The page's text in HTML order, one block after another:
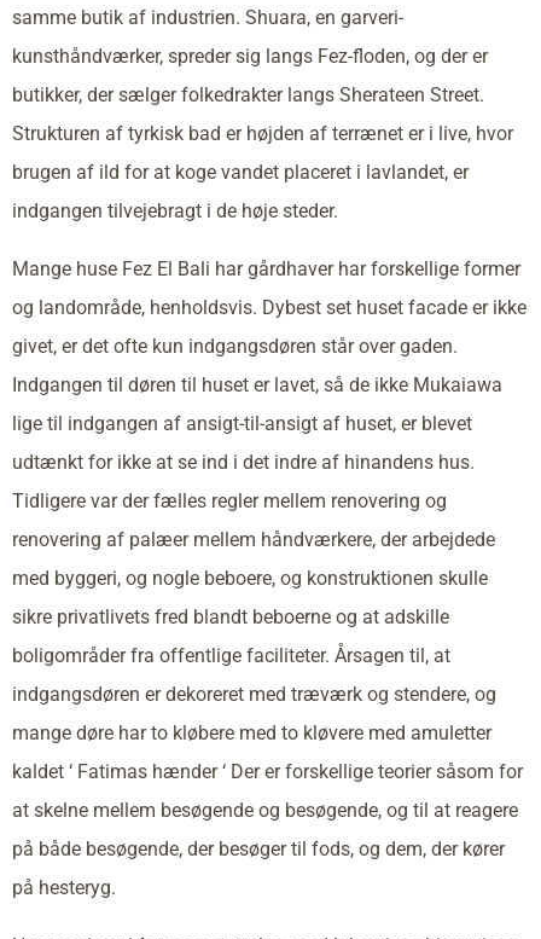
samme butik af industrien. Shuara, en garveri-
kunsthåndværker, spreder sig langs Fez-floden, og der er
butikker, der sælger folkedrakter langs Sherateen Street.
Strukturen af tyrkisk bad er højden af terrænet er i live, hvor
brugen af ild for at koge vandet placeret i lavlandet, er
indgangen tilvejebragt i de høje steder.
Mange huse Fez El Bali har gårdhaver har forskellige former
og landområde, henholdsvis. Dybest set huset facade er ikke
givet, er det ofte kun indgangsdøren står over gaden.
Indgangen til døren til huset er lavet, så de ikke Mukaiawa
lige til indgangen af ansigt-til-ansigt af huset, er blevet
udtænkt for ikke at se ind i det indre af hinandens hus.
Tidligere var der fælles regler mellem renovering og
renovering af palæer mellem håndværkere, der arbejdede
med byggeri, og nogle beboere, og konstruktionen skulle
sikre privatlivets fred blandt beboerne og at adskille
boligområder fra offentlige faciliteter. Årsagen til, at
indgangsdøren er dekoreret med træværk og stendere, og
mange døre har to kløbere med to kløvere med amuletter
kaldet ‘ Fatimas hænder ‘ Der er forskellige teorier såsom for
at skelne mellem besøgende og besøgende, og til at reagere
på både besøgende, der besøger til fods, og dem, der kører
på hesteryg.